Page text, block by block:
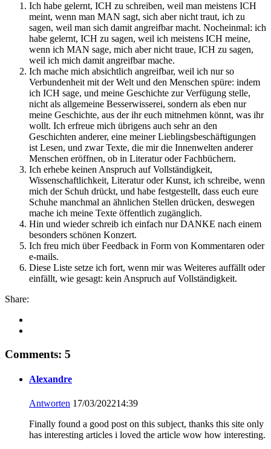
Ich habe gelernt, ICH zu schreiben, weil man meistens ICH
meint, wenn man MAN sagt, sich aber nicht traut, ich zu
sagen, weil man sich damit angreifbar macht. Nocheinmal: ich
habe gelernt, ICH zu sagen, weil ich meistens ICH meine,
wenn ich MAN sage, mich aber nicht traue, ICH zu sagen,
weil ich mich damit angreifbar mache.
Ich mache mich absichtlich angreifbar, weil ich nur so
Verbundenheit mit der Welt und den Menschen spüre: indem
ich ICH sage, und meine Geschichte zur Verfügung stelle,
nicht als allgemeine Besserwisserei, sondern als eben nur
meine Geschichte, aus der ihr euch mitnehmen könnt, was ihr
wollt. Ich erfreue mich übrigens auch sehr an den
Geschichten anderer, eine meiner Lieblingsbeschäftigungen
ist Lesen, und zwar Texte, die mir die Innenwelten anderer
Menschen eröffnen, ob in Literatur oder Fachbüchern.
Ich erhebe keinen Anspruch auf Vollständigkeit,
Wissenschaftlichkeit, Literatur oder Kunst, ich schreibe, wenn
mich der Schuh drückt, und habe festgestellt, dass euch eure
Schuhe manchmal an ähnlichen Stellen drücken, deswegen
mache ich meine Texte öffentlich zugänglich.
Hin und wieder schreib ich einfach nur DANKE nach einem
besonders schönen Konzert.
Ich freu mich über Feedback in Form von Kommentaren oder
e-mails.
Diese Liste setze ich fort, wenn mir was Weiteres auffällt oder
einfällt, wie gesagt: kein Anspruch auf Vollständigkeit.
Share:
Comments: 5
Alexandre
Antworten 17/03/202214:39
Finally found a good post on this subject, thanks this site only
has interesting articles i loved the article wow how interesting.